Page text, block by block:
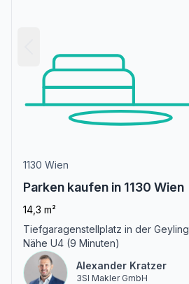
1130 Wien
Parken kaufen in 1130 Wien
14,3 m²
Tiefgaragenstellplatz in der
Nähe U4 (9 Minuten)
Alexander Kratzer
3SI Makler GmbH